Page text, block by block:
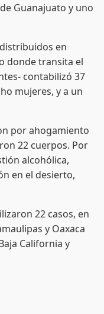
Guanajuato y uno
en
donde transita el
contabilizó 37
mujeres, y a un
por ahogamiento
22 cuerpos. Por
alcohólica,
en el desierto,
22 casos, en
y Oaxaca
California y